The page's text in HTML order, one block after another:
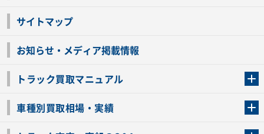
サイトマップ
お知らせ・メディア掲載情報
トラック買取マニュアル
車種別買取相場・実績